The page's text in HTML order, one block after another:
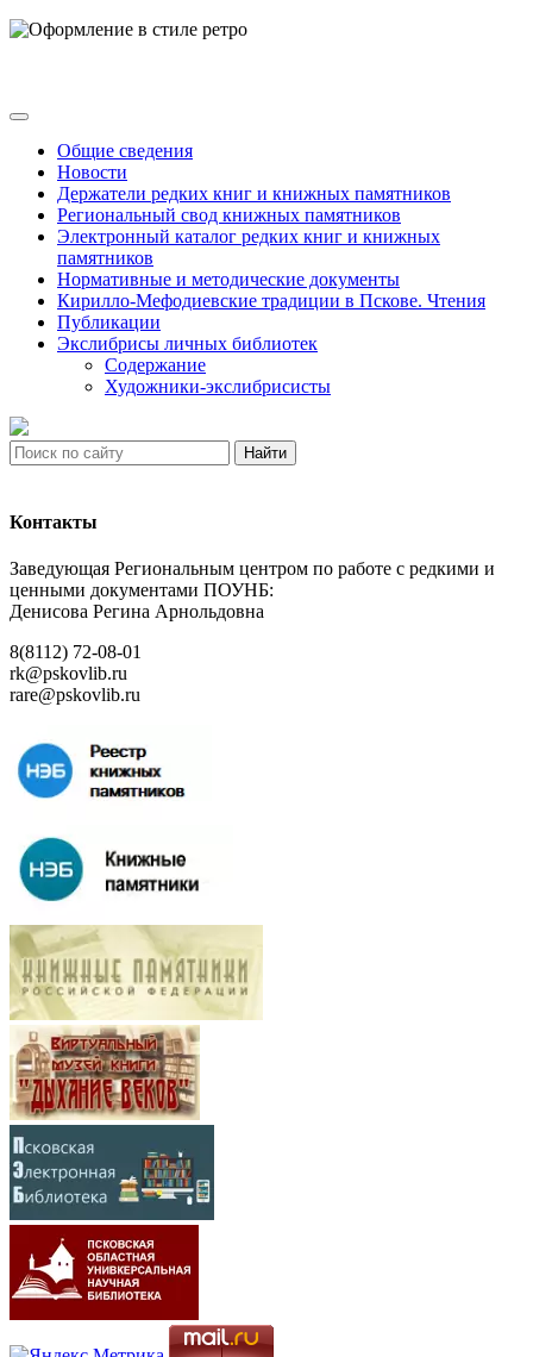
Общие сведения
Новости
Держатели редких книг и книжных памятников
Региональный свод книжных памятников
Электронный каталог редких книг и книжных
памятников
Нормативные и методические документы
Кирилло-Мефодиевские традиции в Пскове. Чтения
Публикации
Экслибрисы личных библиотек
Содержание
Художники-экслибрисисты
Найти
Контакты
Заведующая Региональным центром по работе с редкими и
ценными документами ПОУНБ:
Денисова Регина Арнольдовна
8(8112) 72-08-01
rk@pskovlib.ru
rare@pskovlib.ru